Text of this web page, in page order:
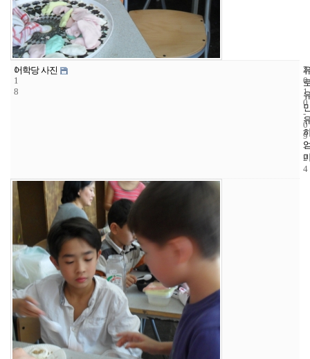
1
1
8
어학당 사진 2
2
0
1
0
-
0
9
-
2
4